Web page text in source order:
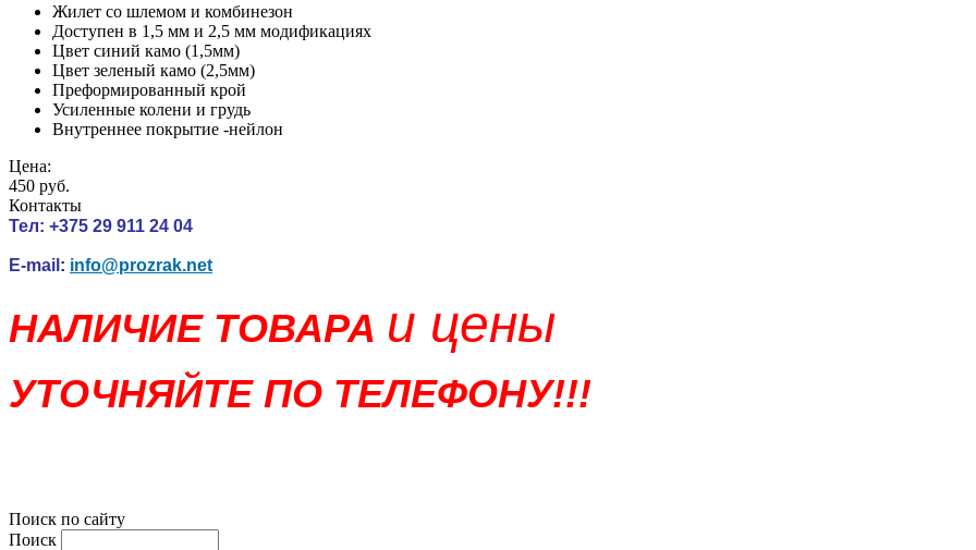
Жилет со шлемом и комбинезон
Доступен в 1,5 мм и 2,5 мм модификациях
Цвет синий камо (1,5мм)
Цвет зеленый камо (2,5мм)
Преформированный крой
Усиленные колени и грудь
Внутреннее покрытие -нейлон
Цена:
450 руб.
Контакты
Тел: +375 29 911 24 04
E-mail : info@prozrak.net
НАЛИЧИЕ ТОВАРА и цены
УТОЧНЯЙТЕ ПО ТЕЛЕФОНУ!!!
Поиск по сайту
Поиск